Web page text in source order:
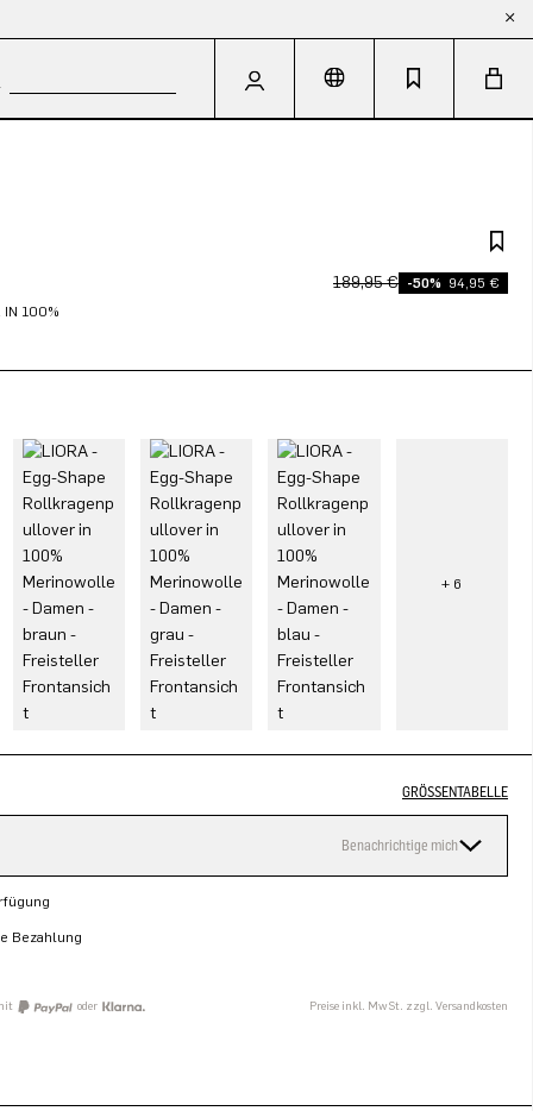
IN 100%
189,95 € -50% 94,95 €
GRÖSSENTABELLE
Benachrichtige mich
Bezahlung
oder Preise inkl. MwSt. zzgl. Versandkosten